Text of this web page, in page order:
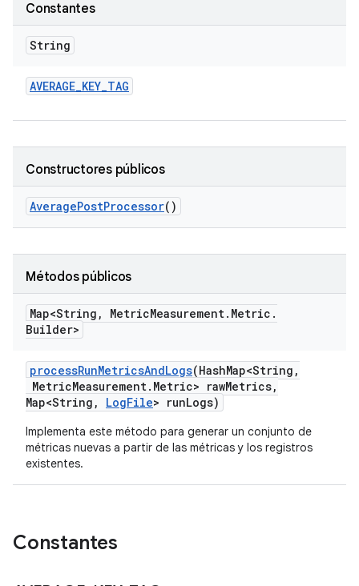
Constantes
String
AVERAGE_KEY_TAG
Constructores públicos
AveragePostProcessor()
Métodos públicos
Map<String , MetricMeasurement. Metric .
Builder>
processRunMetricsAndLogs(HashMap<String ,
MetricMeasurement. Metric> rawMetrics,
Map<String , LogFile> runLogs)
Implementa este método para generar un conjunto de
métricas nuevas a partir de las métricas y los registros
existentes.
Constantes